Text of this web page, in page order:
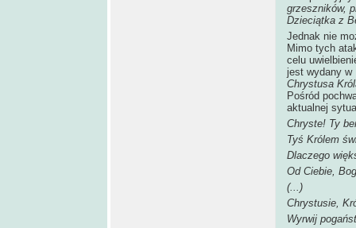
grzeszników,
Dzieciątka z
Jednak nie
Mimo tych
celu
jest wydany w
Chrystusa
Pośród
aktualnej
Chryste! Ty
Tyś Królem
Dlaczego
Od Ciebie,
(...)
Chrystusie,
Wyrwij